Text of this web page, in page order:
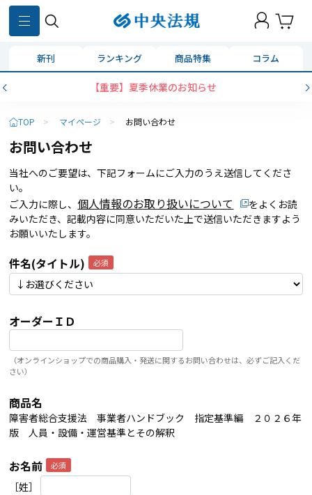
新刊 ランキング 商品特集 コラム
【重要】夏季休業のお知らせ
TOP > マイページ > お問い合わせ
お問い合わせ
当社へのご要望は、下記フォームにご入力のうえ送信してくださ
い。
ご入力に際し、 個人情報のお取り扱いについて
をよくお読
みいただき、記載内容に同意いただいた上で送信いただきますよう
お願いいたします。
件名(タイトル)
オーダーＩＤ
（オンラインショップでの商品購入・発送に関するお問い合わせは、必ずご記入くだ
さい）
商品名
障害者総合支援法 事業者ハンドブック 指定基準編 ２０２６年
版 人員・設備・運営基準とその解釈
お名前
［姓］